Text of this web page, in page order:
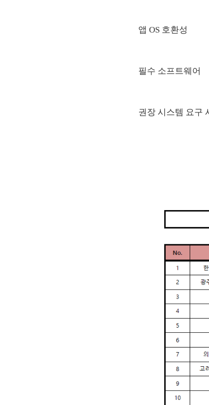
앱 OS 호환성
필수 소프트웨어
권장 시스템 요구